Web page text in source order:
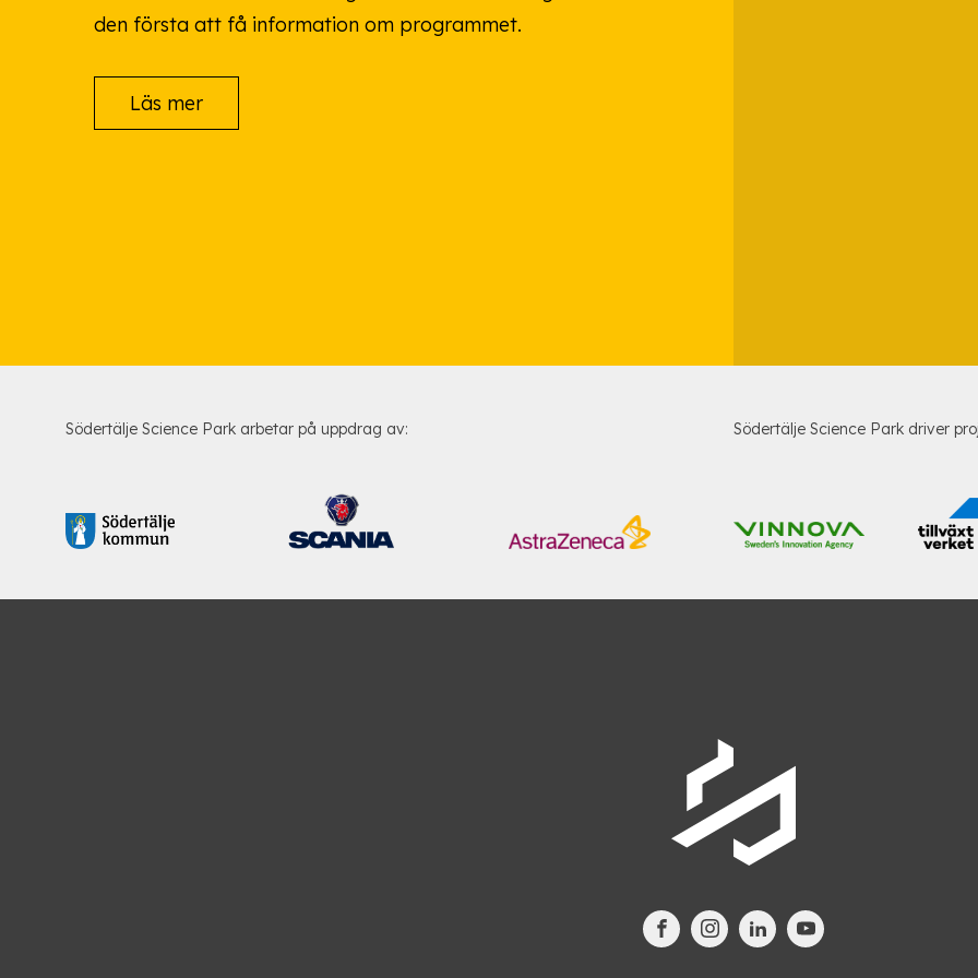
den första att få information om programmet.
Läs mer
Södertälje Science Park arbetar på uppdrag av: Södertälje Science Park driver